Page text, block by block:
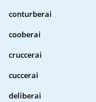
conturberai
cooberai
cruccerai
cuccerai
deliberai